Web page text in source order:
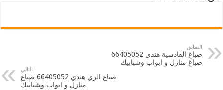
السابق
صباغ القادسية هندي 66405052
صباغ منازل و ابواب وشبابيك
التالي
صباغ الري هندي 66405052 صباغ
منازل و ابواب وشبابيك